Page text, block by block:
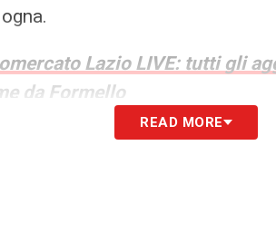
Lazio LIVE: tutti gli
da Formello
READ MORE